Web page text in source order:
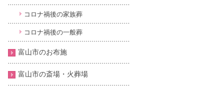
コロナ禍後の家族葬
コロナ禍後の一般葬
富山市のお布施
富山市の斎場・火葬場